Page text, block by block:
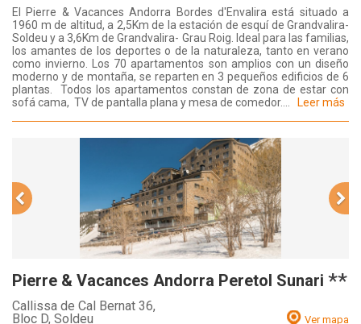
El Pierre & Vacances Andorra Bordes d'Envalira está situado a
1960 m de altitud, a 2,5Km de la estación de esquí de Grandvalira-
Soldeu y a 3,6Km de Grandvalira- Grau Roig. Ideal para las familias,
los amantes de los deportes o de la naturaleza, tanto en verano
como invierno. Los 70 apartamentos son amplios con un diseño
moderno y de montaña, se reparten en 3 pequeños edificios de 6
plantas. Todos los apartamentos constan de zona de estar con
sofá cama, TV de pantalla plana y mesa de comedor....
Leer más
Pierre & Vacances Andorra Peretol Sunari **
Callissa de Cal Bernat 36,
Bloc D, Soldeu Ver mapa